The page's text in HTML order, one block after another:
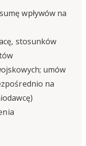
wpływów na
stosunków
umów
na